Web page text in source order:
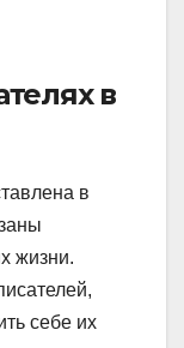
в
в
жизни.
себе их